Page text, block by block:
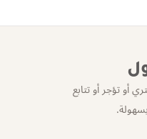
أو تؤجر أو تتابع